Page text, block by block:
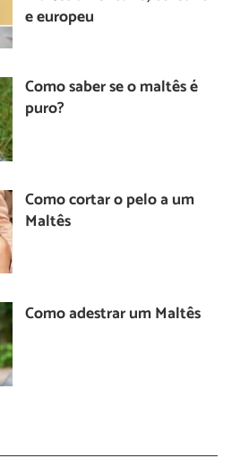
e europeu
Como saber se o maltês é
puro?
Como cortar o pelo a um
Maltês
Como adestrar um Maltês